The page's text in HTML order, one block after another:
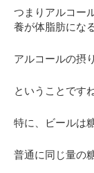
つまりアルコー
養が体脂肪にな
アルコールの摂
ということですね
特に、ビールは
普通に同じ量の